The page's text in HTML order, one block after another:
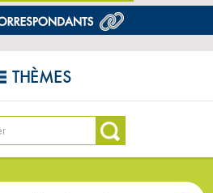
THÈMES